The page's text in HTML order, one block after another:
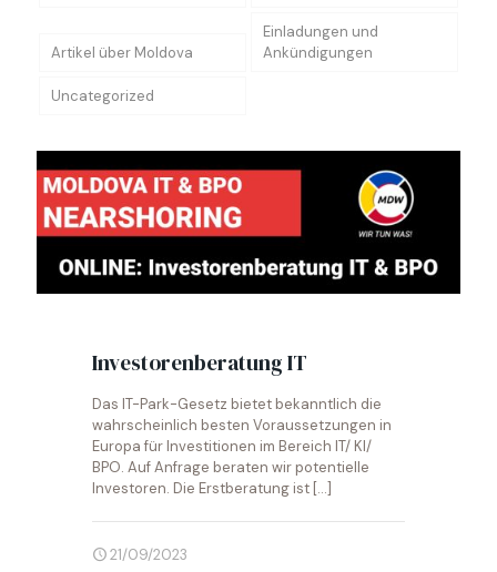
Artikel über Moldova
Einladungen und
Ankündigungen
Uncategorized
Investorenberatung IT
Das IT-Park-Gesetz bietet bekanntlich die
wahrscheinlich besten Voraussetzungen in
Europa für Investitionen im Bereich IT/ KI/
BPO. Auf Anfrage beraten wir potentielle
Investoren. Die Erstberatung ist […]
21/09/2023